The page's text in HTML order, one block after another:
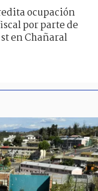
ocupación
por parte de
en Chañaral